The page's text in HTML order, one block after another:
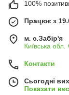
100%
Працює з
м. с.Забір'я
Київська обл.
Контакти
Сьогодні
Показати